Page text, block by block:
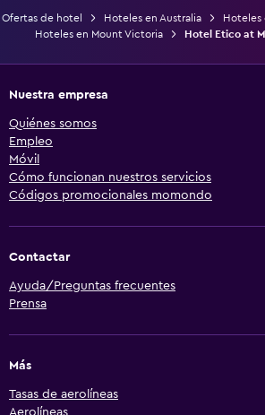
Ofertas de hotel Hoteles en Australia
Hoteles
Hoteles en Mount Victoria
Hotel Etico at
Nuestra empresa
Quiénes somos
Empleo
Móvil
Cómo funcionan nuestros servicios
Códigos promocionales momondo
Contactar
Ayuda/Preguntas frecuentes
Prensa
Más
Tasas de aerolíneas
Aerolíneas